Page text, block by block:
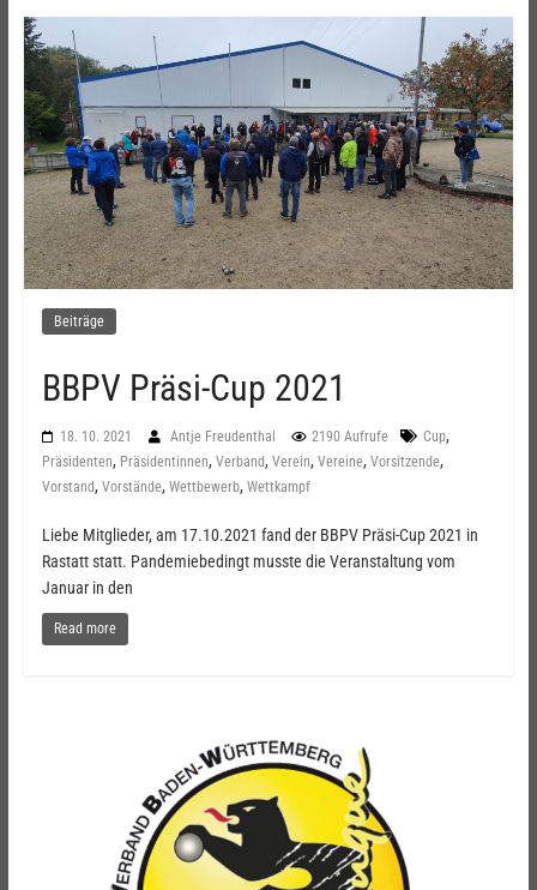
Beiträge
BBPV Präsi-Cup 2021
18. 10. 2021 Antje Freudenthal 2190 Aufrufe Cup,
Präsidenten, Präsidentinnen, Verband, Verein, Vereine, Vorsitzende,
Vorstand, Vorstände, Wettbewerb, Wettkampf
Liebe Mitglieder, am 17.10.2021 fand der BBPV Präsi-Cup 2021 in
Rastatt statt. Pandemiebedingt musste die Veranstaltung vom
Januar in den
Read more